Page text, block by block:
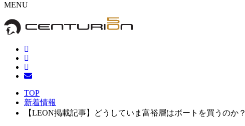
MENU
TOP
新着情報
【LEON掲載記事】どうしていま富裕層はボートを買うのか？